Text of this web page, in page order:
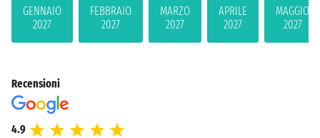
GENNAIO
2027
FEBBRAIO
2027
MARZO
2027
APRILE
2027
MAGGIO
2027
Recensioni
4.9